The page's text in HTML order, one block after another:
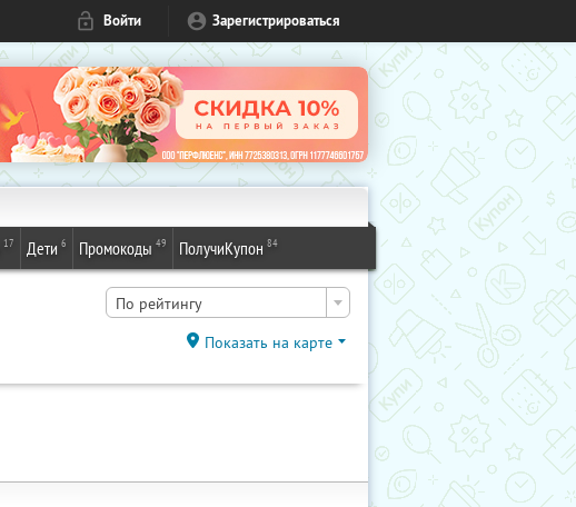
Войти Зарегистрироваться
17 Дети 6 Промокоды 49 ПолучиКупон 84
По рейтингу
Показать на карте